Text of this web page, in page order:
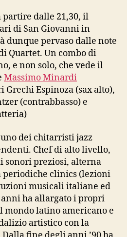
partire dalle 21,30, il
di San Giovanni in
dunque pervaso dalle note
Quartet. Un combo di
e non solo, che vede il
Massimo Minardi
Espinoza (sax alto),
(contrabbasso) e
dei chitarristi jazz
Chef di alto livello,
sonori preziosi, alterna
periodiche clinics (lezioni
musicali italiane ed
ha allargato i propri
mondo latino americano e
artistico con la